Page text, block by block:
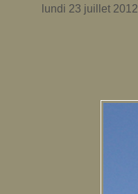
lundi 23 juillet 2012